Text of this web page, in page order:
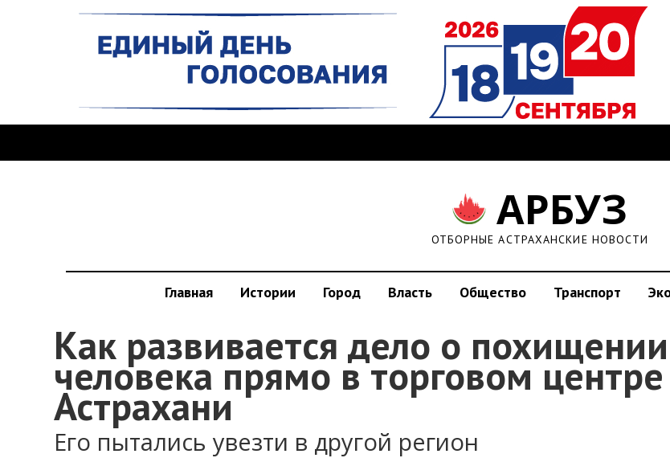
АРБУЗ
ОТБОРНЫЕ АСТРАХАНСКИЕ НОВОСТИ
Главная Истории Город Власть Общество Транспорт
Как развивается дело о похищении
человека прямо в торговом центре
Астрахани
Его пытались увезти в другой регион